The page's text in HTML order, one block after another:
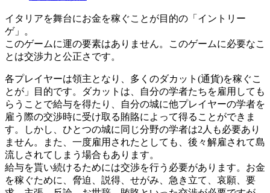
イタリアを舞台にお金を稼ぐことが目的の「イントリー
ゲ」。
このゲームに運の要素はありません。このゲームに必要なこ
とは交渉力と公正さです。
各プレイヤーは領主となり、多くのダカット(通貨)を稼ぐこ
とが」目的です。ダカットは、自分の学者たちを雇用しても
らうことで給与を得たり、自分の城に他プレイヤーの学者を
雇う際の交渉時に受け取る賄賂によって得ることができま
す。しかし、ひとつの城に同じ分野の学者は2人も必要あり
ません。また、一度雇用されたとしても、後々解雇されて島
流しされてしまう場合もあります。
給与を貰い続けるためには交渉を行う必要があります。お金
を稼ぐために、脅迫、説得、せがみ、急き立て、哀願、要